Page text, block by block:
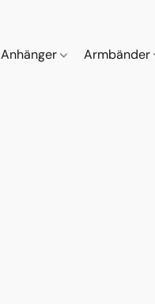
Anhänger Armbänder